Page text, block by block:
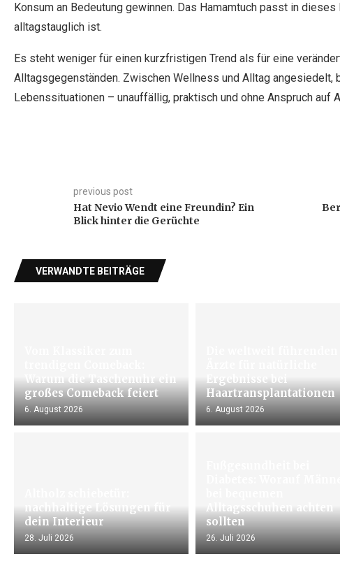
Konsum an Bedeutung gewinnen. Das Hamamtuch passt in
alltagstauglich ist.
Es steht weniger für einen kurzfristigen Trend als für eine
Alltagsgegenständen. Zwischen Wellness und Alltag
Lebenssituationen – unauffällig, praktisch und ohne Anspruch auf
previous post
Hat Nevio Wendt eine Freundin? Ein
Blick hinter die Gerüchte
VERWANDTE BEITRÄGE
Warum die Taschenuhr ein
großes Comeback feiert
6. August 2026
Ergebnisse bei
Haartransplantationen
6. August 2026
nachhaltige Lösungen für
dein Interieur
28. Juli 2026
Alltagsschuhen achten
sollten
26. Juli 2026